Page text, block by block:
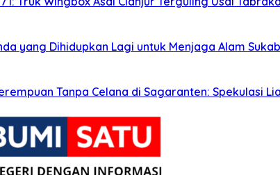
yang Dihidupkan Lagi untuk Menjaga Alam
Tanpa Celana di Sagaranten: Spekulasi